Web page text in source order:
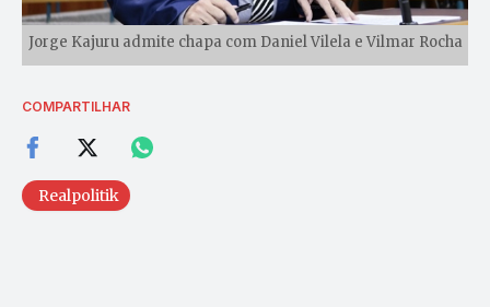
Jorge Kajuru admite chapa com Daniel Vilela e Vilmar Rocha
COMPARTILHAR
Realpolitik